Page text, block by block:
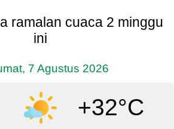
ramalan cuaca 2 minggu
ini
7 Agustus 2026
+32°C